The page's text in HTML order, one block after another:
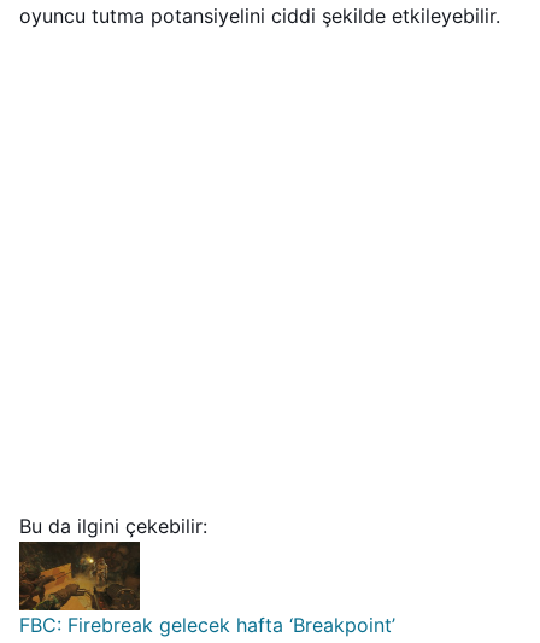
oyuncu tutma potansiyelini ciddi şekilde etkileyebilir.
Bu da ilgini çekebilir:
FBC: Firebreak gelecek hafta ‘Breakpoint’